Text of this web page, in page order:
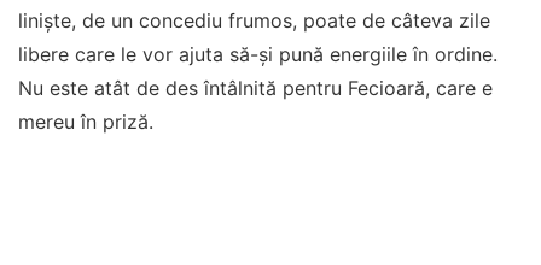
liniște, de un concediu frumos, poate de câteva zile
libere care le vor ajuta să-și pună energiile în ordine.
Nu este atât de des întâlnită pentru Fecioară, care e
mereu în priză.